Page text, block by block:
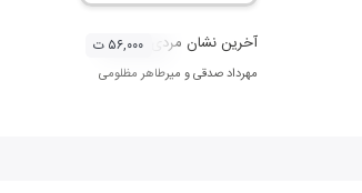
آخرین نشان مردی
مهرداد صدقیو میرطاهر مظلومی
۵۶,۰۰۰ ت